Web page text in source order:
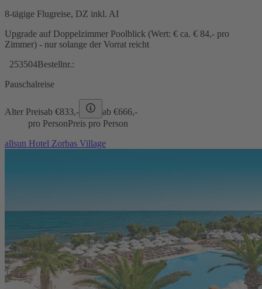
8-tägige Flugreise, DZ inkl. AI
Upgrade auf Doppelzimmer Poolblick (Wert: € ca. € 84,- pro
Zimmer) - nur solange der Vorrat reicht
253504Bestellnr.:
Pauschalreise
Alter Preisab €833,- ab €666,-
pro PersonPreis pro Person
allsun Hotel Zorbas Village